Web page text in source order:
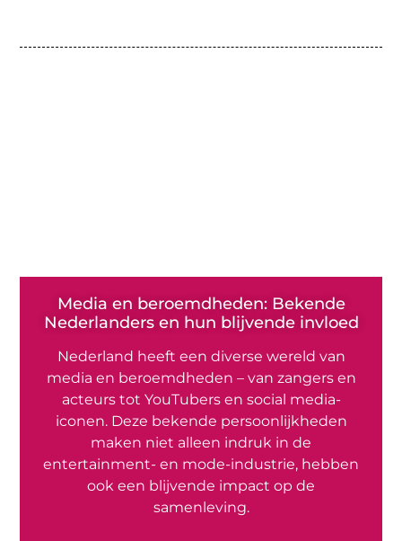
Media en beroemdheden: Bekende
Nederlanders en hun blijvende invloed
Nederland heeft een diverse wereld van
media en beroemdheden – van zangers en
acteurs tot YouTubers en social media-
iconen. Deze bekende persoonlijkheden
maken niet alleen indruk in de
entertainment- en mode-industrie, hebben
ook een blijvende impact op de
samenleving.